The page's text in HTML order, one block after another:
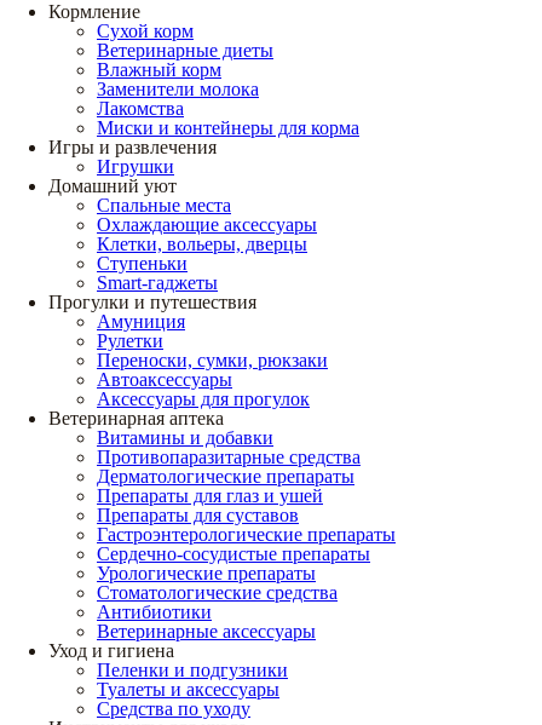
Кормление
Сухой корм
Ветеринарные диеты
Влажный корм
Заменители молока
Лакомства
Миски и контейнеры для корма
Игры и развлечения
Игрушки
Домашний уют
Спальные места
Охлаждающие аксессуары
Клетки, вольеры, дверцы
Ступеньки
Smart-гаджеты
Прогулки и путешествия
Амуниция
Рулетки
Переноски, сумки, рюкзаки
Автоаксессуары
Аксессуары для прогулок
Ветеринарная аптека
Витамины и добавки
Противопаразитарные средства
Дерматологические препараты
Препараты для глаз и ушей
Препараты для суставов
Гастроэнтерологические препараты
Сердечно-сосудистые препараты
Урологические препараты
Стоматологические средства
Антибиотики
Ветеринарные аксессуары
Уход и гигиена
Пеленки и подгузники
Туалеты и аксессуары
Средства по уходу